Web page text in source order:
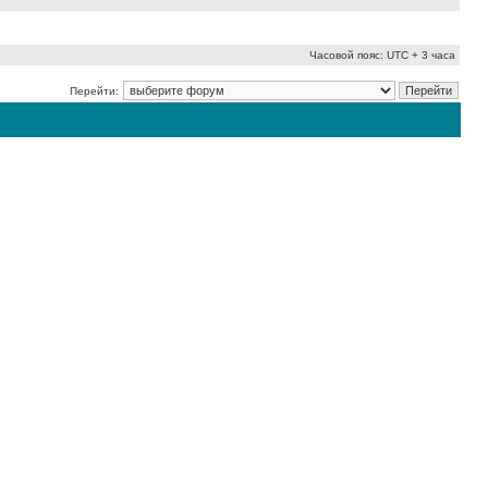
Часовой пояс: UTC + 3 часа
Перейти: